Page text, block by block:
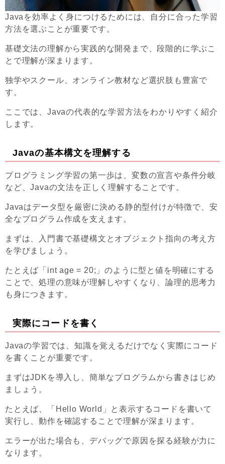
Javaを効率よく身につけるためには、自分に合った学習
方法を選ぶことが重要です。
基礎文法の理解から実践的な開発まで、段階的に学ぶこ
とで理解が深まります。
独学やスクール、オンライン教材など選択肢も豊富で
す。
ここでは、Javaの代表的な学習方法をわかりやすく紹介
します。
Javaの基本構文を理解する
プログラミング学習の第一歩は、変数の宣言や条件分岐
など、Javaの文法を正しく理解することです。
Javaはデータ型を厳密に決める静的型付けが特徴で、安
全なプログラム作成を支えます。
まずは、入門書で基礎構文とオブジェクト指向の考え方
を学びましょう。
たとえば「int age = 20;」のように型と値を明確にする
ことで、処理の意味が理解しやすくなり、論理的思考力
も身につきます。
実際にコードを書く
Javaの学習では、知識を覚えるだけでなく実際にコード
を書くことが重要です。
まずはJDKを導入し、簡単なプログラムから書きはじめ
ましょう。
たとえば、「Hello World」と表示するコードを書いて
実行し、動作を確認することで理解が深まります。
エラーが出た場合も、デバッグで原因を探る経験が力に
なります。